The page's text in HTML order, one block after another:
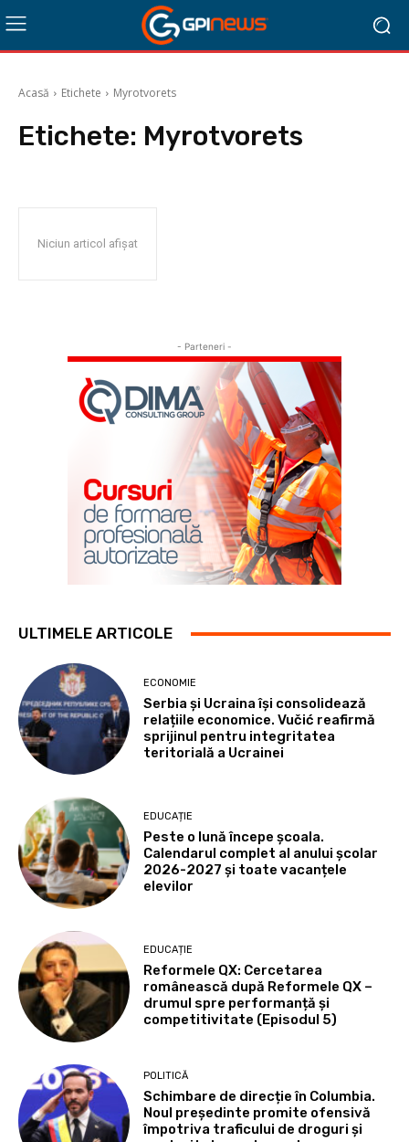
Acasă Etichete Myrotvorets
Etichete: Myrotvorets
Niciun articol afișat
- Parteneri -
ULTIMELE ARTICOLE
ECONOMIE
Serbia și Ucraina își consolidează
relațiile economice. Vučić reafirmă
sprijinul pentru integritatea
teritorială a Ucrainei
EDUCAȚIE
Peste o lună începe școala.
Calendarul complet al anului școlar
2026-2027 și toate vacanțele
elevilor
EDUCAȚIE
Reformele QX: Cercetarea
românească după Reformele QX –
drumul spre performanță și
competitivitate (Episodul 5)
POLITICĂ
Schimbare de direcție în Columbia.
Noul președinte promite ofensivă
împotriva traficului de droguri și